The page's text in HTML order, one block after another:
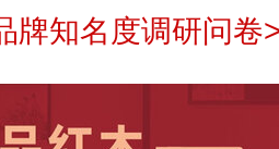
牌知名度调研问卷